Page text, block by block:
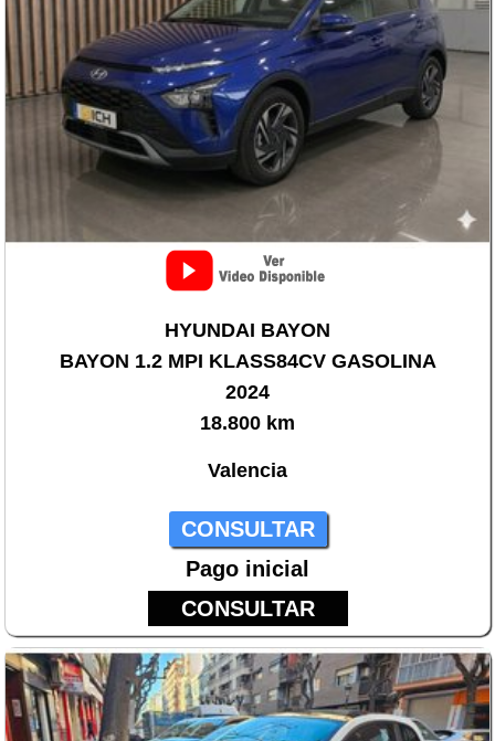
HYUNDAI BAYON
BAYON 1.2 MPI KLASS84CV GASOLINA
2024
18.800 km
Valencia
CONSULTAR
Pago inicial
CONSULTAR